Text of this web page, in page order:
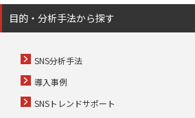
目的・分析手法から探す
SNS分析手法
導入事例
SNSトレンドサポート